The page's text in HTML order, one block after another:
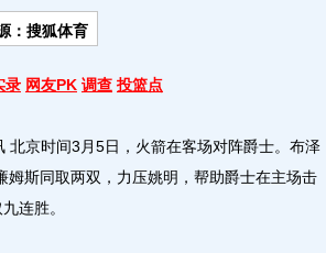
：搜狐体育
录 网友PK 调查 投篮点
京时间3月5日，火箭在客场对阵爵士。布泽
姆斯同取两双，力压姚明，帮助爵士在主场击
连胜。